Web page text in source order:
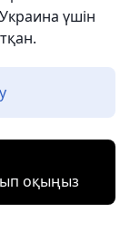
үшін
оқыңыз